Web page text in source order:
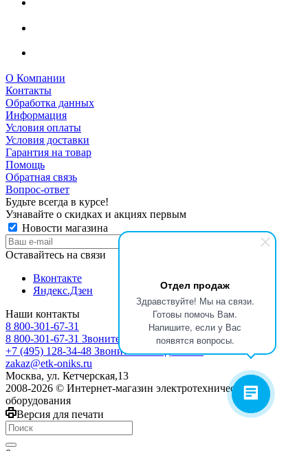
Отдел продаж
Здравствуйте! Мы на связи.
Готовы помочь Вам.
Напишите, если у Вас
появятся вопросы.
О Компании
Контакты
Обработка данных
Информация
Условия оплаты
Условия доставки
Гарантия на товар
Помощь
Обратная связь
Вопрос-ответ
Будьте всегда в курсе!
Узнавайте о скидках и акциях первым
Новости магазина
Оставайтесь на связи
Вконтакте
Яндекс.Дзен
Наши контакты
8 800-301-67-31
8 800-301-67-31 Звоните с 9:00 до 17:00
+7 (495) 128-34-48 Звоните с 8:30 до 17:30
zakaz@etk-oniks.ru
Москва, ул. Кетчерская,13
2008-2026 © Интернет-магазин электротехнического
оборудования
Версия для печати